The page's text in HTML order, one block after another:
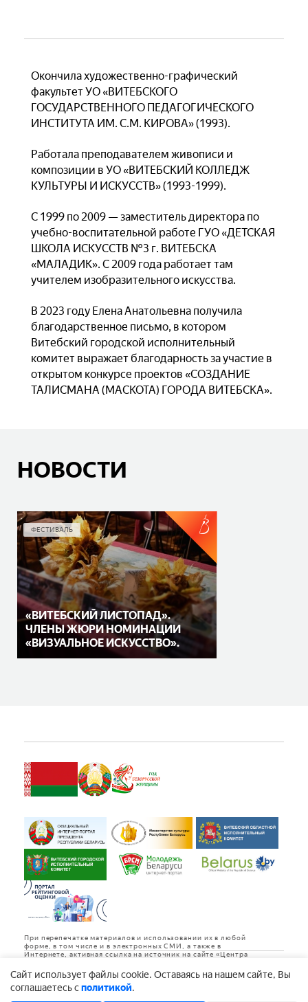
Окончила художественно-графический
факультет УО «ВИТЕБСКОГО
ГОСУДАРСТВЕННОГО ПЕДАГОГИЧЕСКОГО
ИНСТИТУТА ИМ. С.М. КИРОВА» (1993).
Работала преподавателем живописи и
композиции в УО «ВИТЕБСКИЙ КОЛЛЕДЖ
КУЛЬТУРЫ И ИСКУССТВ» (1993-1999).
С 1999 по 2009 — заместитель директора по
учебно-воспитательной работе ГУО «ДЕТСКАЯ
ШКОЛА ИСКУССТВ №3 г. ВИТЕБСКА
«МАЛАДИК». С 2009 года работает там
учителем изобразительного искусства.
В 2023 году Елена Анатольевна получила
благодарственное письмо, в котором
Витебский городской исполнительный
комитет выражает благодарность за участие в
открытом конкурсе проектов «СОЗДАНИЕ
ТАЛИСМАНА (МАСКОТА) ГОРОДА ВИТЕБСКА».
НОВОСТИ
ФЕСТИВАЛЬ
«ВИТЕБСКИЙ ЛИСТОПАД».
ЧЛЕНЫ ЖЮРИ НОМИНАЦИИ
«ВИЗУАЛЬНОЕ ИСКУССТВО».
Cайт использует файлы cookie. Оставаясь на нашем сайте, Вы
соглашаетесь сполитикой.
При перепечатке материалов и использовании их в любой
форме, в том числе и в электронных СМИ, а также в
Интернете, активная ссылка на источник на сайте «Центра
Дизайн и разработка